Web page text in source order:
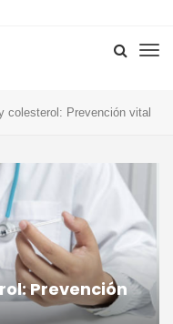
colesterol: Prevención vital
Prevención